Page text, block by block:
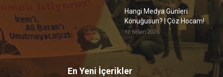
Hangi Medya Günleri
Konuğusun? | Çöz Hocam!
12 Nisan 2026
En Yeni İçerikler